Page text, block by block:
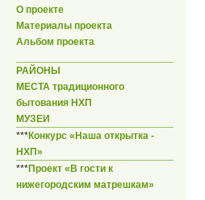
О проекте
Материалы проекта
Альбом проекта
РАЙОНЫ
МЕСТА традиционного
бытования НХП
МУЗЕИ
***Конкурс «Наша открытка -
НХП»
***Проект «В гости к
нижегородским матрешкам»